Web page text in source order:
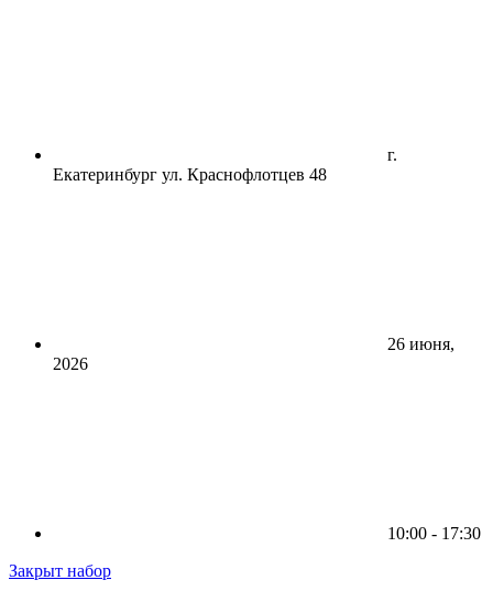
г.
Екатеринбург ул. Краснофлотцев 48
26 июня,
2026
10:00 - 17:30
Закрыт набор